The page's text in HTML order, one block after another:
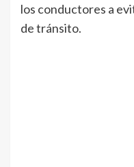
los conductores a
de tránsito.